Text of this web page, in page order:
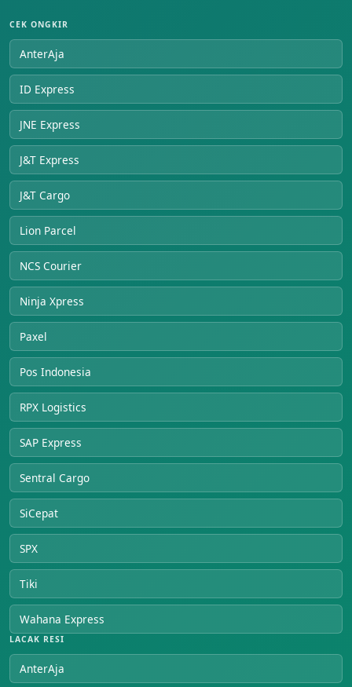
CEK ONGKIR
AnterAja
ID Express
JNE Express
J&T Express
J&T Cargo
Lion Parcel
NCS Courier
Ninja Xpress
Paxel
Pos Indonesia
RPX Logistics
SAP Express
Sentral Cargo
SiCepat
SPX
Tiki
Wahana Express
LACAK RESI
AnterAja